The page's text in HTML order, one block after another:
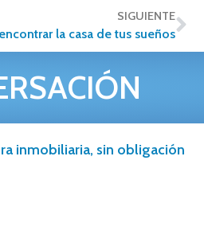
SIGUIENTE
la casa de tus sueños
inmobiliaria, sin obligación